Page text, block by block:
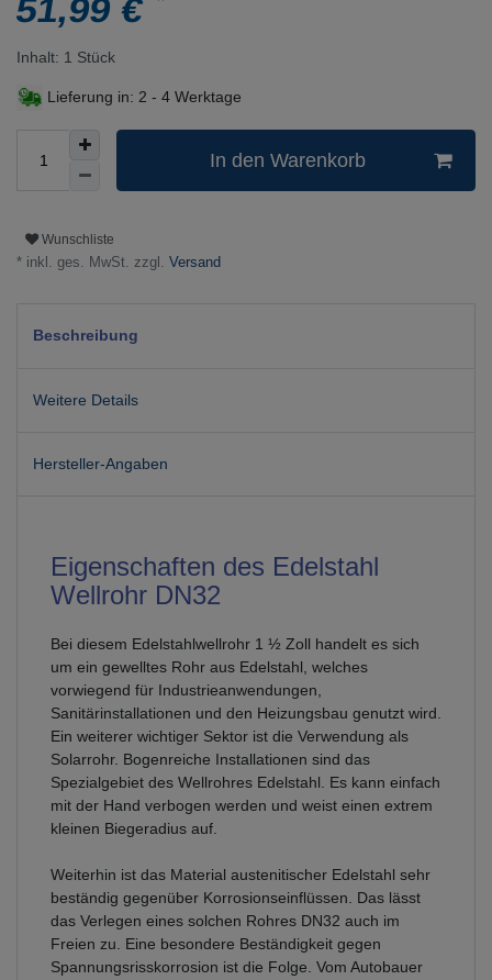
51,99 €
Inhalt: 1 Stück
Lieferung in: 2 - 4 Werktage
In den Warenkorb
Wunschliste
* inkl. ges. MwSt. zzgl. Versand
Beschreibung
Weitere Details
Hersteller-Angaben
Eigenschaften des Edelstahl
Wellrohr DN32
Bei diesem Edelstahlwellrohr 1 ½ Zoll handelt es sich
um ein gewelltes Rohr aus Edelstahl, welches
vorwiegend für Industrieanwendungen,
Sanitärinstallationen und den Heizungsbau genutzt wird.
Ein weiterer wichtiger Sektor ist die Verwendung als
Solarrohr. Bogenreiche Installationen sind das
Spezialgebiet des Wellrohres Edelstahl. Es kann einfach
mit der Hand verbogen werden und weist einen extrem
kleinen Biegeradius auf.
Weiterhin ist das Material austenitischer Edelstahl sehr
beständig gegenüber Korrosionseinflüssen. Das lässt
das Verlegen eines solchen Rohres DN32 auch im
Freien zu. Eine besondere Beständigkeit gegen
Spannungsrisskorrosion ist die Folge. Vom Autobauer